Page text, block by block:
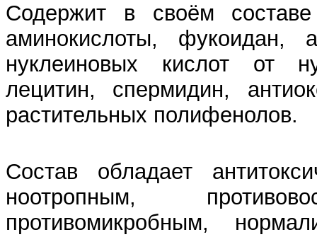
Содержит в своём
аминокислоты, фукоидан,
нуклеиновых кислот от
лецитин, спермидин,
растительных полифенолов.
Состав обладает
ноотропным,
противомикробным,